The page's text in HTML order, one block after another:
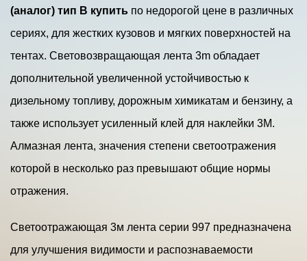
(аналог) тип В купить по недорогой цене в различных
сериях, для жестких кузовов и мягких поверхностей на
тентах. Световозвращающая лента 3m обладает
дополнительной увеличенной устойчивостью к
дизельному топливу, дорожным химикатам и бензину, а
также использует усиленный клей для наклейки 3M.
Алмазная лента, значения степени светоотражения
которой в несколько раз превышают общие нормы
отражения.
Светоотражающая 3м лента серии 997 предназначена
для улучшения видимости и распознаваемости